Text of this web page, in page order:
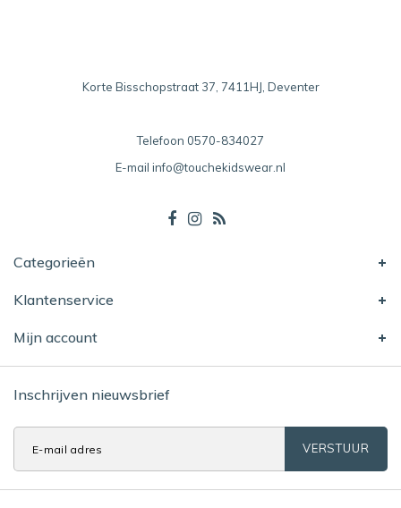
Korte Bisschopstraat 37, 7411HJ, Deventer
Telefoon 0570-834027
E-mail info@touchekidswear.nl
Categorieën
Klantenservice
Mijn account
Inschrijven nieuwsbrief
VERSTUUR